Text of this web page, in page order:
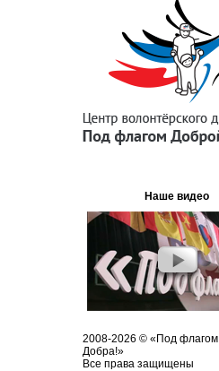
Наше видео
2008-2026 © «Под флагом
Добра!»
Все права защищены